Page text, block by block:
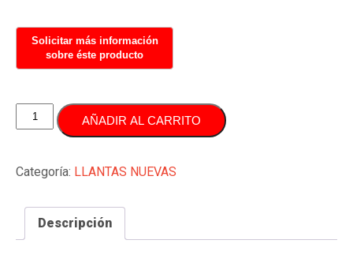
JUEGO
LLATAS
PULGADAS
AUDI
VOLKSWAGEN
SKODA
AÑADIR AL CARRITO
Categoría: LLANTAS NUEVAS
Descripción